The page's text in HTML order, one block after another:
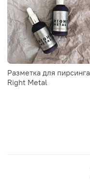
Разметка для пирсинга
Right Metal